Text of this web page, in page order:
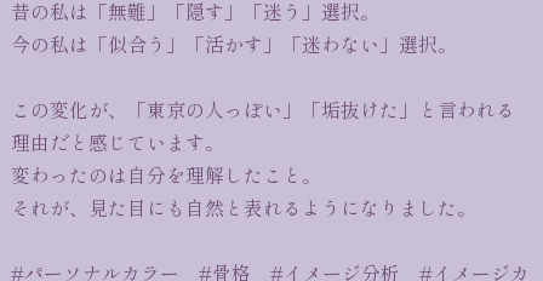
昔の私は「無難」「隠す」「迷う」選択。
今の私は「似合う」「活かす」「迷わない」選択。
この変化が、「東京の人っぽい」「垢抜けた」と言われる
理由だと感じています。
変わったのは自分を理解したこと。
それが、見た目にも自然と表れるようになりました。
#パーソナルカラー #骨格 #イメージ分析 #イメージカ